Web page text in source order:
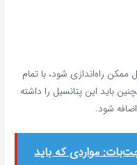
راه‌اندازی شود، با تمام
باید این پتانسیل را داشته
شود.
مواردی که باید